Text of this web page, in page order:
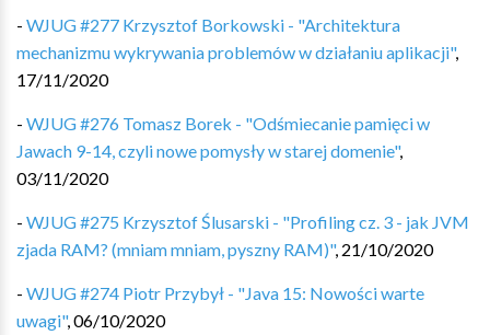
- WJUG #277 Krzysztof Borkowski - "Architektura
mechanizmu wykrywania problemów w działaniu aplikacji",
17/11/2020
- WJUG #276 Tomasz Borek - "Odśmiecanie pamięci w
Jawach 9-14, czyli nowe pomysły w starej domenie",
03/11/2020
- WJUG #275 Krzysztof Ślusarski - "Profiling cz. 3 - jak JVM
zjada RAM? (mniam mniam, pyszny RAM)", 21/10/2020
- WJUG #274 Piotr Przybył - "Java 15: Nowości warte
uwagi",06/10/2020